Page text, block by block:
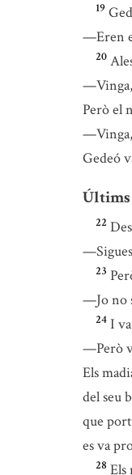
19
—Eren
20
—Vinga,
Però el
—Vinga,
Gedeó
Últims
22
23
—Jo no
24 I
—Però
Els
del seu
que
es va
28 Els